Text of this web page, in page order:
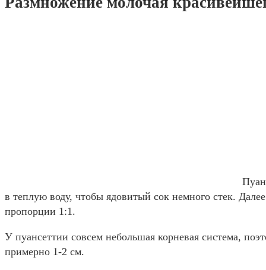
в теплую воду, чтобы ядовитый сок немного стек.
пропорции 1:1.
У пуансеттии совсем небольшая корневая система,
примерно 1-2 см.